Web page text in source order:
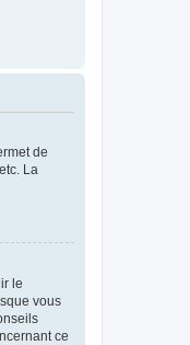
de
La
le
vous
ce